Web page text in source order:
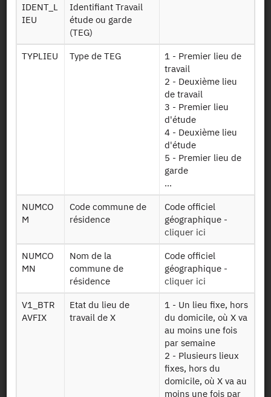
C info carnet
Informations sur
le carnet
Code pays
Nomenclature
local et véhicule
K mobilite
quotidienne,
locale et longue
d'un
déplacement
K voy depdet
Mobilité à longue
distance
déplacements
des voyages
Mobilité à longue
IDENT_L
IEU
Identifiant Travail
étude ou garde
(TEG)
TYPLIEU Type de TEG
1 - Premier lieu de
travail
2 - Deuxième lieu
de travail
3 - Premier lieu
d'étude
4 - Deuxième lieu
d'étude
5 - Premier lieu de
garde
...
NUMCO
M
Code commune de
résidence
Code officiel
géographique -
cliquer ici
NUMCO
MN
Nom de la
commune de
résidence
Code officiel
géographique -
cliquer ici
V1_BTR
AVFIX
Etat du lieu de
travail de X
1 - Un lieu fixe, hors
du domicile, où X va
au moins une fois
par semaine
2 - Plusieurs lieux
fixes, hors du
domicile, où X va au
moins une fois par